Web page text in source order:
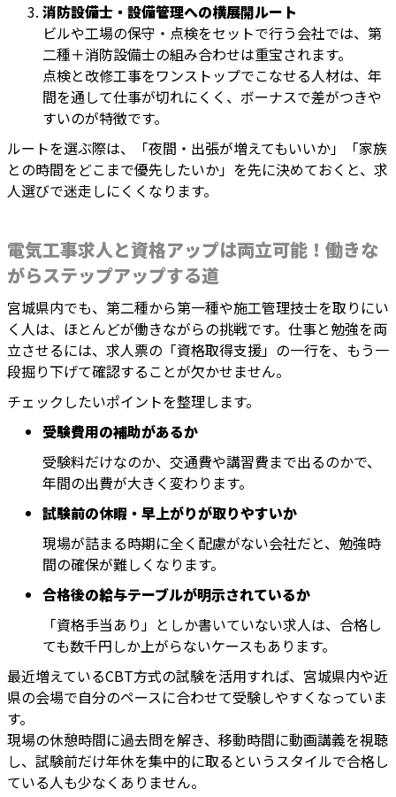
消防設備士・設備管理への横展開ルート
ビルや工場の保守・点検をセットで行う会社では、第
二種＋消防設備士の組み合わせは重宝されます。
点検と改修工事をワンストップでこなせる人材は、年
間を通して仕事が切れにくく、ボーナスで差がつきや
すいのが特徴です。
ルートを選ぶ際は、「夜間・出張が増えてもいいか」「家族
との時間をどこまで優先したいか」を先に決めておくと、求
人選びで迷走しにくくなります。
電気工事求人と資格アップは両立可能！働きな
がらステップアップする道
宮城県内でも、第二種から第一種や施工管理技士を取りにい
く人は、ほとんどが働きながらの挑戦です。仕事と勉強を両
立させるには、求人票の「資格取得支援」の一行を、もう一
段掘り下げて確認することが欠かせません。
チェックしたいポイントを整理します。
受験費用の補助があるか
受験料だけなのか、交通費や講習費まで出るのかで、
年間の出費が大きく変わります。
試験前の休暇・早上がりが取りやすいか
現場が詰まる時期に全く配慮がない会社だと、勉強時
間の確保が難しくなります。
合格後の給与テーブルが明示されているか
「資格手当あり」としか書いていない求人は、合格し
ても数千円しか上がらないケースもあります。
最近増えているCBT方式の試験を活用すれば、宮城県内や近
県の会場で自分のペースに合わせて受験しやすくなっていま
す。
現場の休憩時間に過去問を解き、移動時間に動画講義を視聴
し、試験前だけ年休を集中的に取るというスタイルで合格し
ている人も少なくありません。